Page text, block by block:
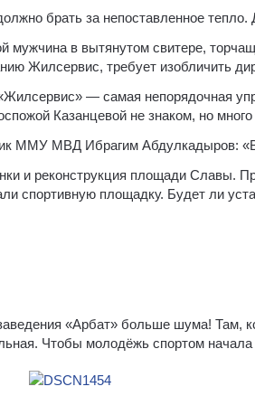
брать за непоставленное
мужчина в вытянутом свитере,
Жилсервис, требует изобличить
— самая непорядочная
Казанцевой не знаком, но
ММУ МВД Ибрагим Абдулкадыров:
и реконструкция площади Славы.
спортивную площадку. Будет ли
«Арбат» больше шума! Там,
Чтобы молодёжь спортом